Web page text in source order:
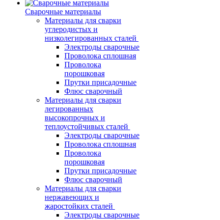
Сварочные материалы
Материалы для сварки
углеродистых и
низколегированных сталей
Электроды сварочные
Проволока сплошная
Проволока
порошковая
Прутки присадочные
Флюс сварочный
Материалы для сварки
легированных
высокопрочных и
теплоустойчивых сталей
Электроды сварочные
Проволока сплошная
Проволока
порошковая
Прутки присадочные
Флюс сварочный
Материалы для сварки
нержавеющих и
жаростойких сталей
Электроды сварочные